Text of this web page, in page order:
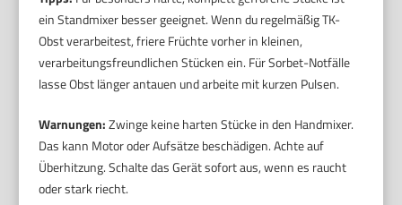
ein Standmixer besser geeignet. Wenn du regelmäßig TK-
Obst verarbeitest, friere Früchte vorher in kleinen,
verarbeitungsfreundlichen Stücken ein. Für Sorbet-Notfälle
lasse Obst länger antauen und arbeite mit kurzen Pulsen.
Warnungen:Zwinge keine harten Stücke in den Handmixer.
Das kann Motor oder Aufsätze beschädigen. Achte auf
Überhitzung. Schalte das Gerät sofort aus, wenn es raucht
oder stark riecht.